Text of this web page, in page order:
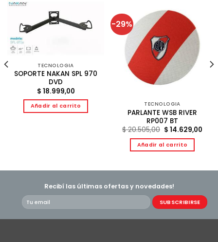
TECNOLOGIA
SOPORTE NAKAN SPL 970
DVD
$ 18.999,00
Añadir al carrito
-29%
TECNOLOGIA
PARLANTE WSB RIVER
RP007 BT
$20.505,00 El
original
era:
$ 14.629,00
Añadir al carrito
Recibí las últimas ofertas y novedades!